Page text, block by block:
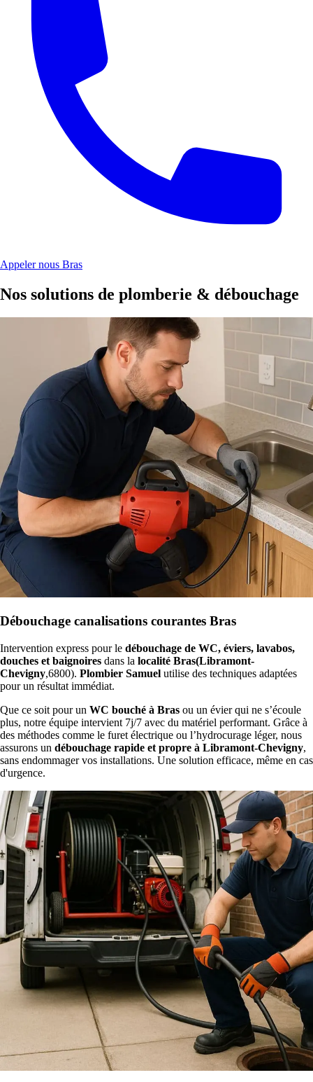
Appeler nous Bras
Nos solutions de plomberie & débouchage
Débouchage canalisations courantes Bras
Intervention express pour le débouchage de WC, éviers, lavabos,
douches et baignoires dans la localité Bras(Libramont-
Chevigny,6800). Plombier Samuel utilise des techniques adaptées
pour un résultat immédiat.
Que ce soit pour un WC bouché à Bras ou un évier qui ne s’écoule
plus, notre équipe intervient 7j/7 avec du matériel performant. Grâce à
des méthodes comme le furet électrique ou l’hydrocurage léger, nous
assurons un débouchage rapide et propre à Libramont-Chevigny,
sans endommager vos installations. Une solution efficace, même en cas
d'urgence.